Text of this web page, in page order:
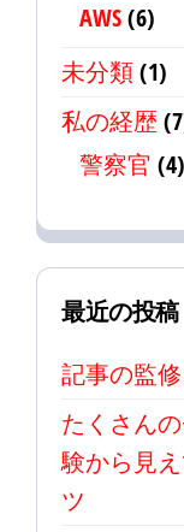
AWS(6)
未分類(1)
私の経歴
警察官 (4)
最近の投稿
記事の監
たくさん
験から見
ツ